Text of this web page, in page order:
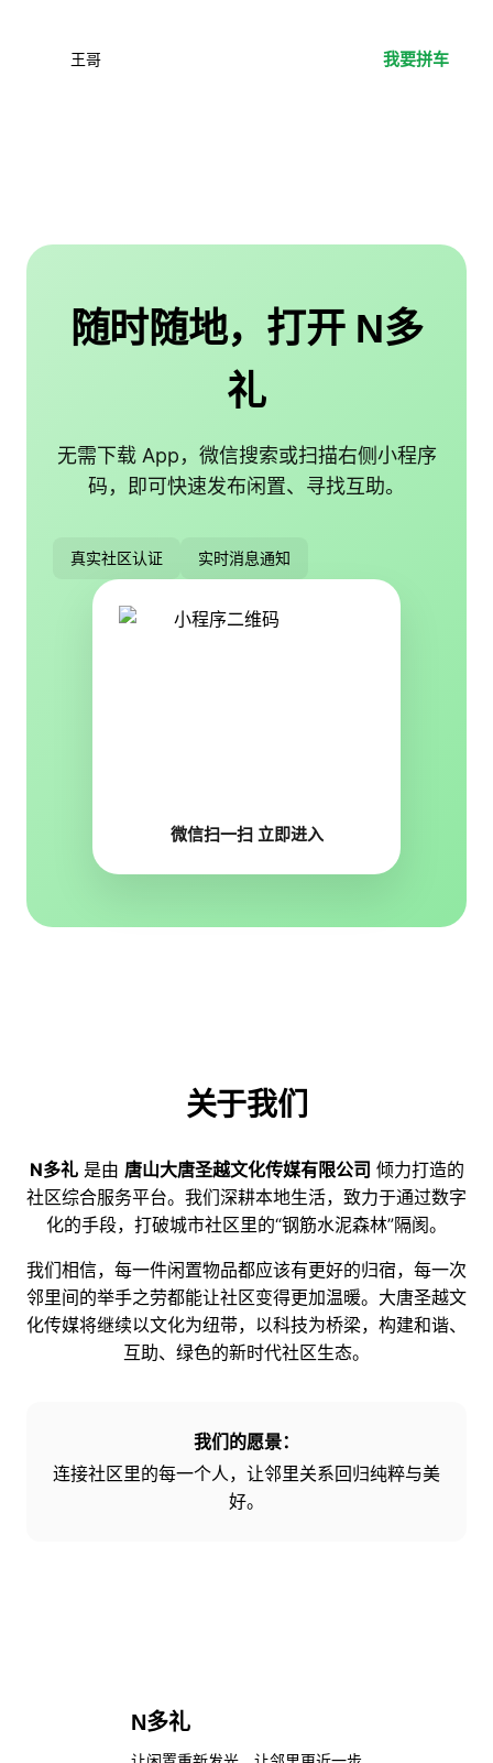
王哥 我要拼车
随时随地，打开 N多
礼
无需下载 App，微信搜索或扫描右侧小程序
码，即可快速发布闲置、寻找互助。
真实社区认证 实时消息通知
微信扫一扫 立即进入
关于我们
N多礼是由 唐山大唐圣越文化传媒有限公司 倾力打造的
社区综合服务平台。我们深耕本地生活，致力于通过数字
化的手段，打破城市社区里的“钢筋水泥森林”隔阂。
我们相信，每一件闲置物品都应该有更好的归宿，每一次
邻里间的举手之劳都能让社区变得更加温暖。大唐圣越文
化传媒将继续以文化为纽带，以科技为桥梁，构建和谐、
互助、绿色的新时代社区生态。
我们的愿景：
连接社区里的每一个人，让邻里关系回归纯粹与美
好。
N多礼